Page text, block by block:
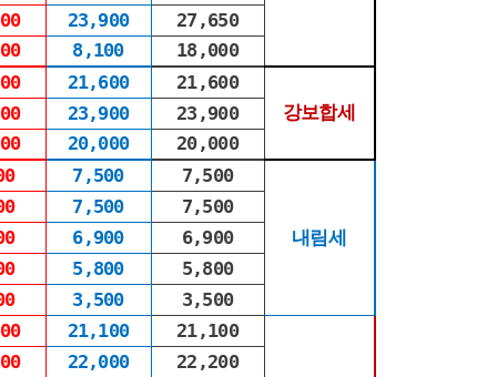
23,900
27,650
8,100
18,000
21,600
21,600
강보합세
23,900
23,900
20,000
20,000
7,500 7,500
내림세
7,500
7,500
6,900
6,900
5,800
5,800
3,500
3,500
21,100
21,100
22,000 22,200